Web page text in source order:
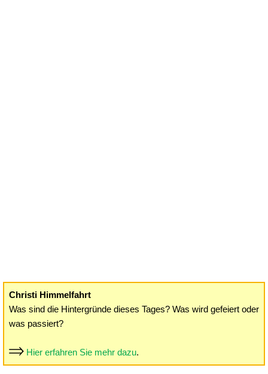
Christi Himmelfahrt
Was sind die Hintergründe dieses Tages? Was wird gefeiert oder
was passiert?
Hier erfahren Sie mehr dazu.